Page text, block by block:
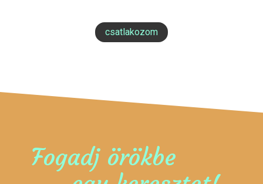
csatlakozom
Fogadj örökbe